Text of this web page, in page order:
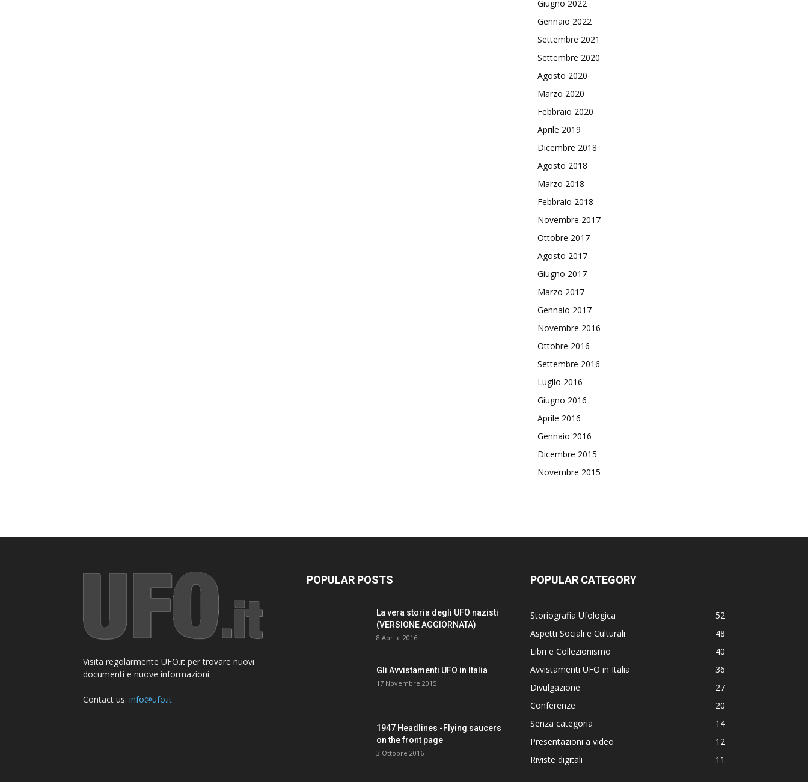
Giugno 2022
Gennaio 2022
Settembre 2021
Settembre 2020
Agosto 2020
Marzo 2020
Febbraio 2020
Aprile 2019
Dicembre 2018
Agosto 2018
Marzo 2018
Febbraio 2018
Novembre 2017
Ottobre 2017
Agosto 2017
Giugno 2017
Marzo 2017
Gennaio 2017
Novembre 2016
Ottobre 2016
Settembre 2016
Luglio 2016
Giugno 2016
Aprile 2016
Gennaio 2016
Dicembre 2015
Novembre 2015
Visita regolarmente UFO.it per trovare nuovi
documenti e nuove informazioni.
Contact us: info@ufo.it
POPULAR POSTS
La vera storia degli UFO nazisti
(VERSIONE AGGIORNATA)
8 Aprile 2016
Gli Avvistamenti UFO in Italia
17 Novembre 2015
1947 Headlines -Flying saucers
on the front page
3 Ottobre 2016
POPULAR CATEGORY
Storiografia Ufologica
52
Aspetti Sociali e Culturali
48
Libri e Collezionismo
40
Avvistamenti UFO in Italia
36
Divulgazione
27
Conferenze
20
Senza categoria
14
Presentazioni a video
12
Riviste digitali
11